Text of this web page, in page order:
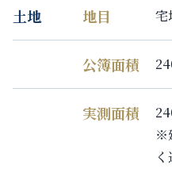
土地 地目 宅
公簿面積
実測面積
※